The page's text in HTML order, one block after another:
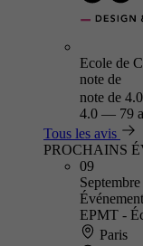
Ecole de
note de
note de
4.0 — 79
Tous les avis
PROCHAINS
09
Septembre
Événement
EPMT -
Paris